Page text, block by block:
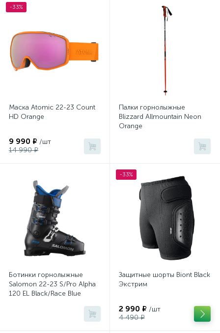
-33%
Маска Atomic 22-23 Count
HD Orange
9 990 ₽ /шт
14 990 ₽
Палки горнолыжные
Blizzard Allmountain Neon
Orange
Ботинки горнолыжные
Salomon 22-23 S/Pro Alpha
120 EL Black/Race Blue
-33%
Защитные шорты Biont Black
Экстрим
2 990 ₽ /шт
4 490 ₽